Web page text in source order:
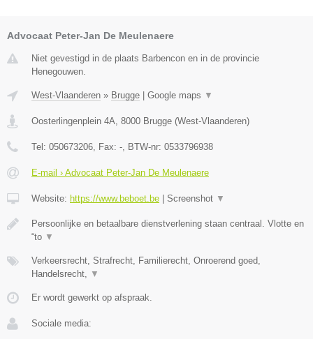
Advocaat Peter-Jan De Meulenaere
Niet gevestigd in de plaats Barbencon en in de provincie
Henegouwen.
West-Vlaanderen » Brugge Google maps ▼
Oosterlingenplein 4A, 8000 Brugge (West-Vlaanderen)
Tel: 050673206, Fax: -, BTW-nr: 0533796938
E-mail › Advocaat Peter-Jan De Meulenaere
Website: https://www.beboet.be Screenshot ▼
Persoonlijke en betaalbare dienstverlening staan centraal. Vlotte en
“to ▼
Verkeersrecht, Strafrecht, Familierecht, Onroerend goed,
Handelsrecht, ▼
Er wordt gewerkt op afspraak.
Sociale media: